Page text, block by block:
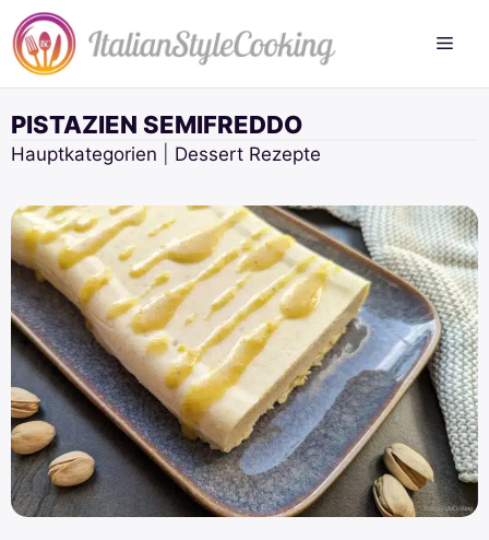
Zum
Inhalt
springen
PISTAZIEN SEMIFREDDO
Hauptkategorien Dessert Rezepte